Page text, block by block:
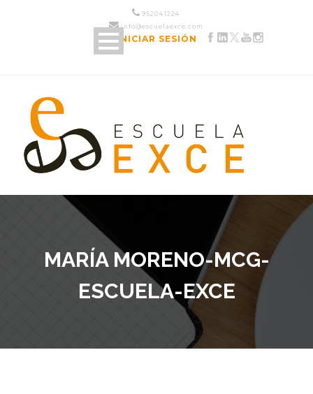
952 04 12 24
info@escuelaexce.com
INICIAR SESIÓN
MARÍA MORENO-MCG-
ESCUELA-EXCE